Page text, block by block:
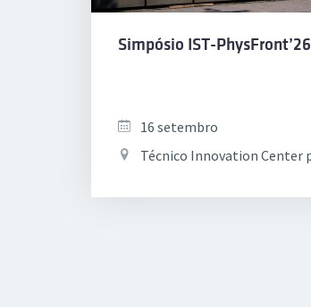
Simpósio IST-PhysFront’26
16 setembro